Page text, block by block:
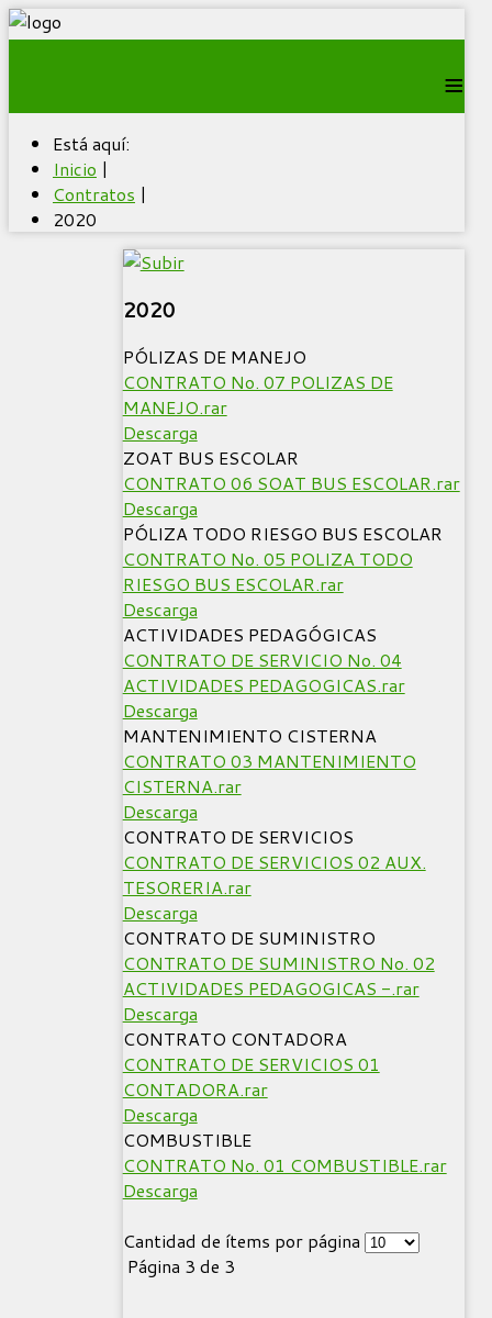
≡
Está aquí:
Inicio |
Contratos |
2020
2020
PÓLIZAS DE MANEJO
CONTRATO No. 07 POLIZAS DE
MANEJO.rar
Descarga
ZOAT BUS ESCOLAR
CONTRATO 06 SOAT BUS ESCOLAR.rar
Descarga
PÓLIZA TODO RIESGO BUS ESCOLAR
CONTRATO No. 05 POLIZA TODO
RIESGO BUS ESCOLAR.rar
Descarga
ACTIVIDADES PEDAGÓGICAS
CONTRATO DE SERVICIO No. 04
ACTIVIDADES PEDAGOGICAS.rar
Descarga
MANTENIMIENTO CISTERNA
CONTRATO 03 MANTENIMIENTO
CISTERNA.rar
Descarga
CONTRATO DE SERVICIOS
CONTRATO DE SERVICIOS 02 AUX.
TESORERIA.rar
Descarga
CONTRATO DE SUMINISTRO
CONTRATO DE SUMINISTRO No. 02
ACTIVIDADES PEDAGOGICAS -.rar
Descarga
CONTRATO CONTADORA
CONTRATO DE SERVICIOS 01
CONTADORA.rar
Descarga
COMBUSTIBLE
CONTRATO No. 01 COMBUSTIBLE.rar
Descarga
Cantidad de ítems por página
Página 3 de 3